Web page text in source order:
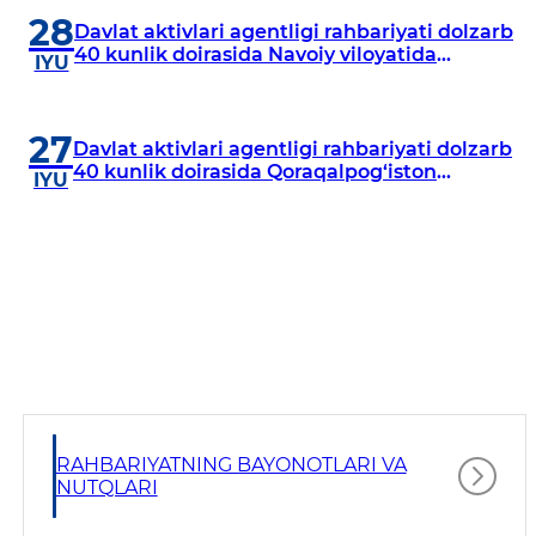
28
IYU
Davlat aktivlari agentligi rahbariyati dolzarb
40 kunlik doirasida Navoiy viloyatida
27
IYU
Davlat aktivlari agentligi rahbariyati dolzarb
40 kunlik doirasida Qoraqalpog‘iston
RAHBARIYATNING BAYONOTLARI VA
NUTQLARI